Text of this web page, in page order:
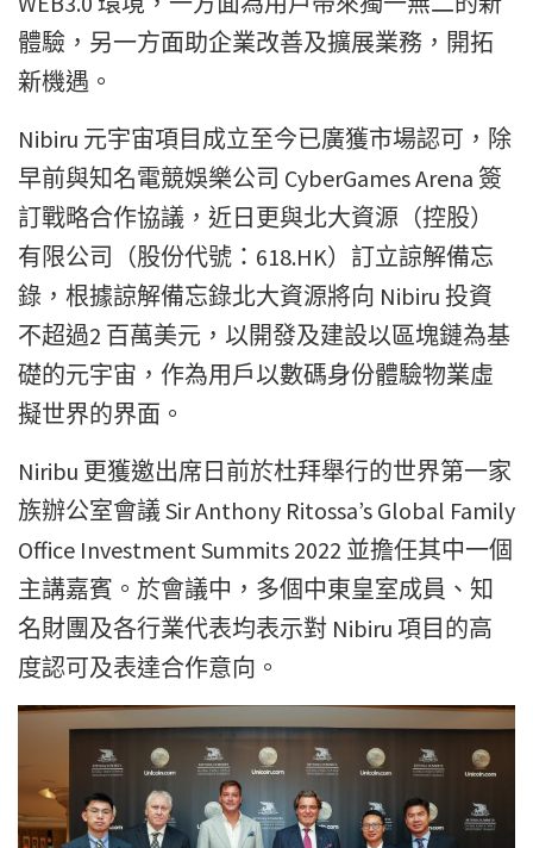
體驗，另一方面助企業改善及擴展業務，開拓
新機遇。
Nibiru 元宇宙項目成立至今已廣獲市場認可，除
早前與知名電競娛樂公司 CyberGames Arena 簽
訂戰略合作協議，近日更與北大資源（控股）
有限公司（股份代號：618.HK）訂立諒解備忘
錄，根據諒解備忘錄北大資源將向 Nibiru 投資
不超過2 百萬美元，以開發及建設以區塊鏈為基
礎的元宇宙，作為用戶以數碼身份體驗物業虛
擬世界的界面。
Niribu 更獲邀出席日前於杜拜舉行的世界第一家
族辦公室會議 Sir Anthony Ritossa’s Global Family
Office Investment Summits 2022 並擔任其中一個
主講嘉賓。於會議中，多個中東皇室成員、知
名財團及各行業代表均表示對 Nibiru 項目的高
度認可及表達合作意向。